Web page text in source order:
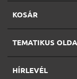
KOSÁR
TEMATIKUS
HÍRLEVÉL